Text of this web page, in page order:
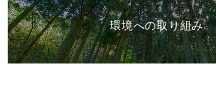
環境への取り組み